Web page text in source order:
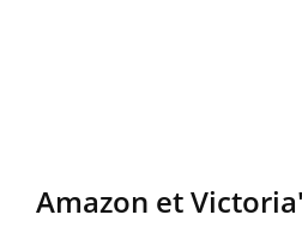
Amazon et